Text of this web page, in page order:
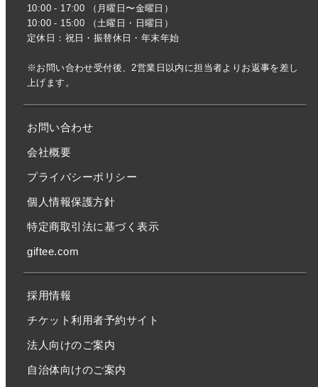
10:00 - 17:00 （月曜日〜金曜日）
10:00 - 15:00 （土曜日・日曜日）
定休日：祝日・振替休日・年末年始
※お問い合わせ受付後、2営業日以内に担当者よりお返事を差し
上げます。
お問い合わせ
会社概要
プライバシーポリシー
個人情報保護方針
特定商取引法に基づく表示
giftee.com
採用情報
チケット利用者予約サイト
法人向けのご案内
自治体向けのご案内